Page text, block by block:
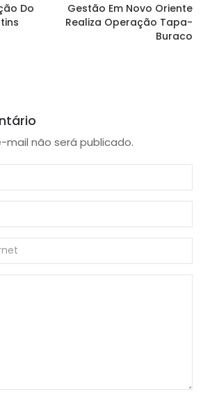
Do
Gestão Em Novo Oriente
Realiza Operação Tapa-
Buraco
mail não será publicado.